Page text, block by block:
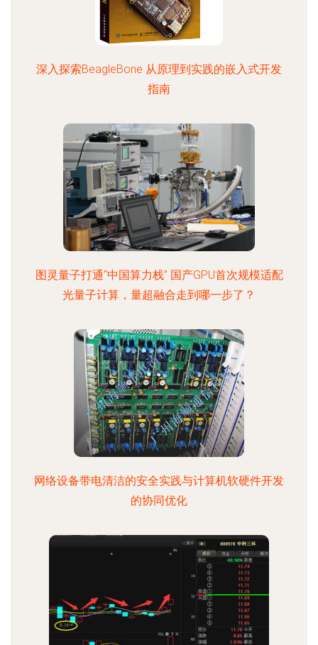
深入探索BeagleBone 从原理到实践的嵌入式开发
指南
图灵量子打通“中国算力栈” 国产GPU首次规模适配
光量子计算，量超融合走到哪一步了？
网络设备带电清洁的安全实践与计算机软硬件开发
的协同优化